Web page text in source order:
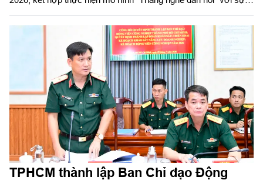
địa bàn.
TPHCM thành lập Ban Chỉ đạo Động